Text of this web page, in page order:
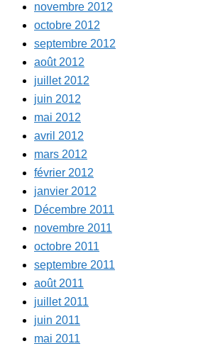
novembre 2012
octobre 2012
septembre 2012
août 2012
juillet 2012
juin 2012
mai 2012
avril 2012
mars 2012
février 2012
janvier 2012
Décembre 2011
novembre 2011
octobre 2011
septembre 2011
août 2011
juillet 2011
juin 2011
mai 2011